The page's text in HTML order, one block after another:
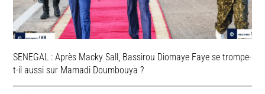
SENEGAL : Après Macky Sall, Bassirou Diomaye Faye se trompe-
t-il aussi sur Mamadi Doumbouya ?